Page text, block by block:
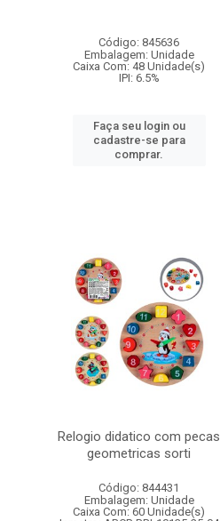
Código: 845636
Embalagem: Unidade
Caixa Com: 48 Unidade(s)
IPI: 6.5%
Faça seu login ou
cadastre-se para
comprar.
Relogio didatico com pecas
geometricas sorti
Código: 844431
Embalagem: Unidade
Caixa Com: 60 Unidade(s)